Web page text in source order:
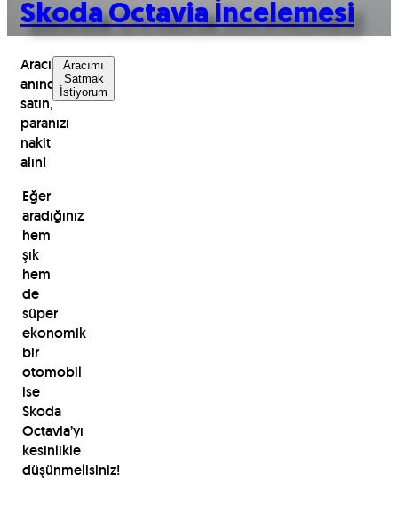
Skoda Octavia İncelemesi
Aracınızı
anında
satın,
paranızı
nakit
alın!
Aracımı
Satmak
İstiyorum
Eğer
aradığınız
hem
şık
hem
de
süper
ekonomik
bir
otomobil
ise
Skoda
Octavia’yı
kesinlikle
düşünmelisiniz!